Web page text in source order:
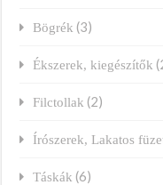
Bögrék (3)
Ékszerek, kiegészítők
Filctollak (2)
Írószerek, Lakatos
Táskák (6)